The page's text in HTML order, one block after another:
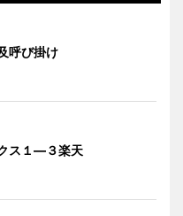
呼び掛け
ス１―３楽天